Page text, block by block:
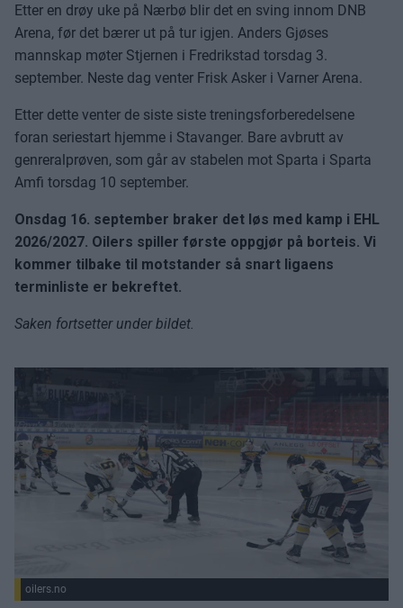
Etter en drøy uke på Nærbø blir det en sving innom DNB
Arena, før det bærer ut på tur igjen. Anders Gjøses
mannskap møter Stjernen i Fredrikstad torsdag 3.
september. Neste dag venter Frisk Asker i Varner Arena.
Etter dette venter de siste siste treningsforberedelsene
foran seriestart hjemme i Stavanger. Bare avbrutt av
genreralprøven, som går av stabelen mot Sparta i Sparta
Amfi torsdag 10 september.
Onsdag 16. september braker det løs med kamp i EHL
2026/2027. Oilers spiller første oppgjør på borteis. Vi
kommer tilbake til motstander så snart ligaens
terminliste er bekreftet.
Saken fortsetter under bildet.
oilers.no